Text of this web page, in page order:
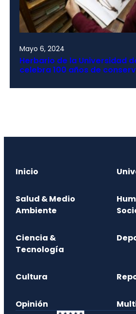
Mayo 6, 2024
Herbario de la Universidad
celebra 100 años de
Inicio
Salud & Medio
Ambiente
Ciencia &
Tecnología
Cultura
Opinión